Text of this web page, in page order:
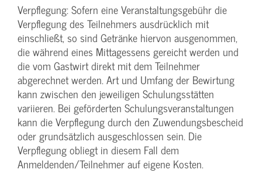
Verpflegung: Sofern eine Veranstaltungs­gebühr die
Verpflegung des Teilnehmers ausdrücklich mit
einschließt, so sind Getränke hiervon ausgenommen,
die während eines Mittagessens gereicht werden und
die vom Gastwirt direkt mit dem Teilnehmer
abgerechnet werden. Art und Umfang der Bewirtung
kann zwischen den jeweiligen Schulungsstätten
variieren. Bei geförderten Schulungs­veranstaltungen
kann die Verpflegung durch den Zuwendungs­bescheid
oder grundsätzlich ausgeschlossen sein. Die
Verpflegung obliegt in diesem Fall dem
Anmeldenden/­Teilnehmer auf eigene Kosten.